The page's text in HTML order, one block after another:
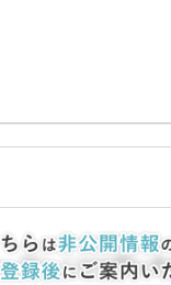
詳しくはお問い合